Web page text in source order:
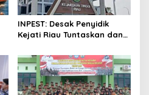
INPEST: Desak Penyidik
Kejati Riau Tuntaskan dan
SPRH Rohil